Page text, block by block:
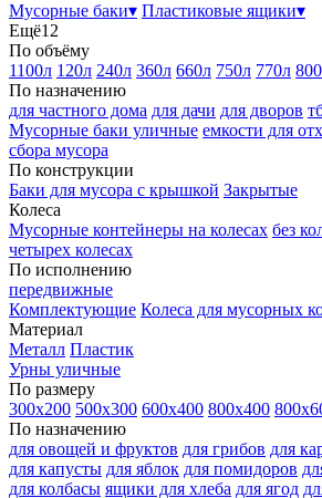
Мусорные баки▾ Пластиковые ящики▾
Ещё12
По объёму
1100л 120л 240л 360л 660л 750л 770л
По назначению
для частного дома для дачи для дворов
Мусорные баки уличные емкости для
сбора мусора
По конструкции
Баки для мусора с крышкой Закрытые
Колеса
Мусорные контейнеры на колесах без
четырех колесах
По исполнению
передвижные
Комплектующие Колеса для мусорных
Материал
Металл Пластик
Урны уличные
По размеру
300х200 500х300 600х400 800х400
По назначению
для овощей и фруктов для грибов для
для капусты для яблок для помидоров
для колбасы ящики для хлеба для ягод